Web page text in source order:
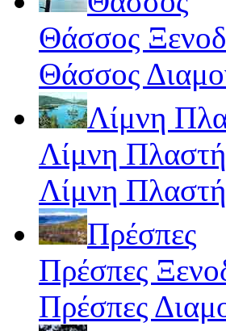
Θάσσος
Θάσσος
Λίμνη
Λίμνη
Λίμνη
Πρέσπες
Πρέσπες
Πρέσπες